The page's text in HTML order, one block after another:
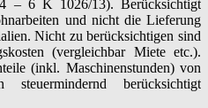
– 6 K 1026/13). Berücksichtigt
und nicht die Lieferung
Nicht zu berücksichtigen sind
(vergleichbar Miete etc.).
(inkl. Maschinenstunden) von
steuermindernd berücksichtigt